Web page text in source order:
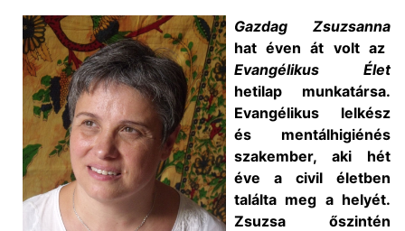
Gazdag Zsuzsanna
hat éven át volt az
Evangélikus Élet
hetilap munkatársa.
Evangélikus lelkész
és mentálhigiénés
szakember, aki hét
éve a civil életben
találta meg a helyét.
Zsuzsa őszintén